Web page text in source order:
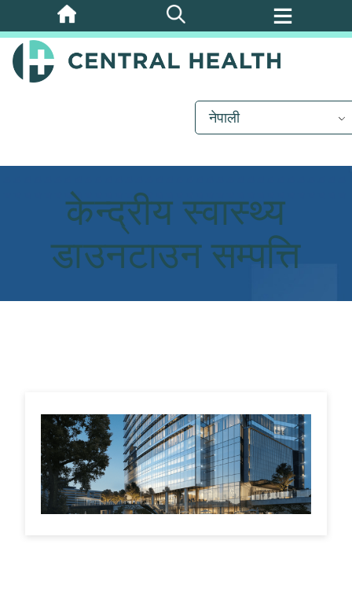
मुख्य
सामग्रीमा
जानुहोस्
नेपाली
केन्द्रीय स्वास्थ्य
डाउनटाउन सम्पत्ति